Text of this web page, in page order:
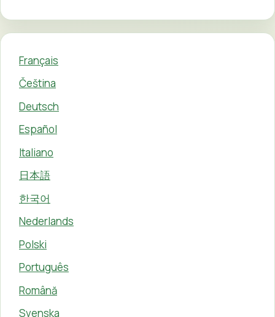
Français
Čeština
Deutsch
Español
Italiano
日本語
한국어
Nederlands
Polski
Português
Română
Svenska